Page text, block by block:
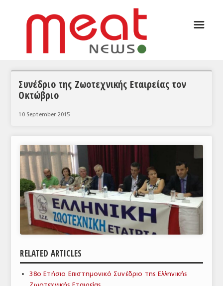
ΣΥΝΕΝΤΕΥΞΕΙΣ
ΘΕΜΑΤΑ
ΚΟΣΜΟΣ
ΕΙΔΗΣΕΙΣ
ΕΥΡΩΠΑΪΚΕΣ ΑΠΟΦΑΣΕΙΣ
ΘΕΜΑΤΑ
ΕΜΠΟΡΙΚΟΣ ΚΑΤΑΛΟΓΟΣ
ΠΑΡΑΓΩΓΗ & ΕΜΠΟΡΙΑ
☰
Συνέδριο της Ζωοτεχνικής Εταιρείας τον
Οκτώβριο
10 September 2015
RELATED ARTICLES
38ο Ετήσιο Επιστημονικό Συνέδριο της Ελληνικής